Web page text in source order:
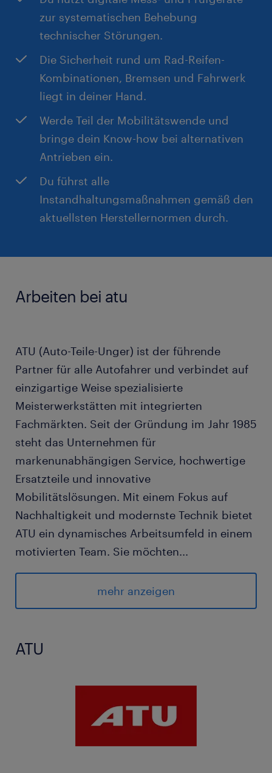
*) Die Wechselprämie gilt ausschließlich für Meister
im Kfz-Techniker-Handwerk sowie für anerkannte
Voraussetzung sind ein entsprechender,
nachweisbarer Berufsabschluss sowie eine aktuell
ausgeübte Tätigkeit in einem dieser Berufsfelder.
zur systematischen Behebung
technischer Störungen.
Die Sicherheit rund um Rad-Reifen-
Kombinationen, Bremsen und Fahrwerk
liegt in deiner Hand.
Werde Teil der Mobilitätswende und
bringe dein Know-how bei alternativen
Antrieben ein.
Du führst alle
Instandhaltungsmaßnahmen gemäß den
aktuellsten Herstellernormen durch.
Arbeiten bei atu
ATU
ATU (Auto-Teile-Unger) ist der führende
Partner für alle Autofahrer und verbindet auf
einzigartige Weise spezialisierte
Meisterwerkstätten mit integrierten
Fachmärkten. Seit der Gründung im Jahr 1985
steht das Unternehmen für
markenunabhängigen Service, hochwertige
Ersatzteile und innovative
Mobilitätslösungen. Mit einem Fokus auf
Nachhaltigkeit und modernste Technik bietet
ATU ein dynamisches Arbeitsumfeld in einem
motivierten Team. Sie möchten...
Ihre Leidenschaft für Fahrzeuge in einem
zukunftsorientierten Unternehmen
einbringen? Wir freuen uns auf Ihre
gerne zu!
mehr anzeigen